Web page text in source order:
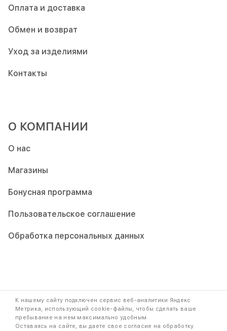
Оплата и доставка
Обмен и возврат
Уход за изделиями
Контакты
О КОМПАНИИ
О нас
Магазины
Бонусная программа
Пользовательское соглашение
Обработка персональных данных
Copyright © 2009-2026. При использовании контента ссылка на
наш сайт обязательна.
Публичная оферта и Политика конфиденциальности
К нашему сайту подключен сервис веб-аналитики Яндекс
Метрика, использующий cookie-файлы, чтобы сделать ваше
пребывание на нем максимально удобным.
Оставаясь на сайте, вы даете свое согласие на обработку